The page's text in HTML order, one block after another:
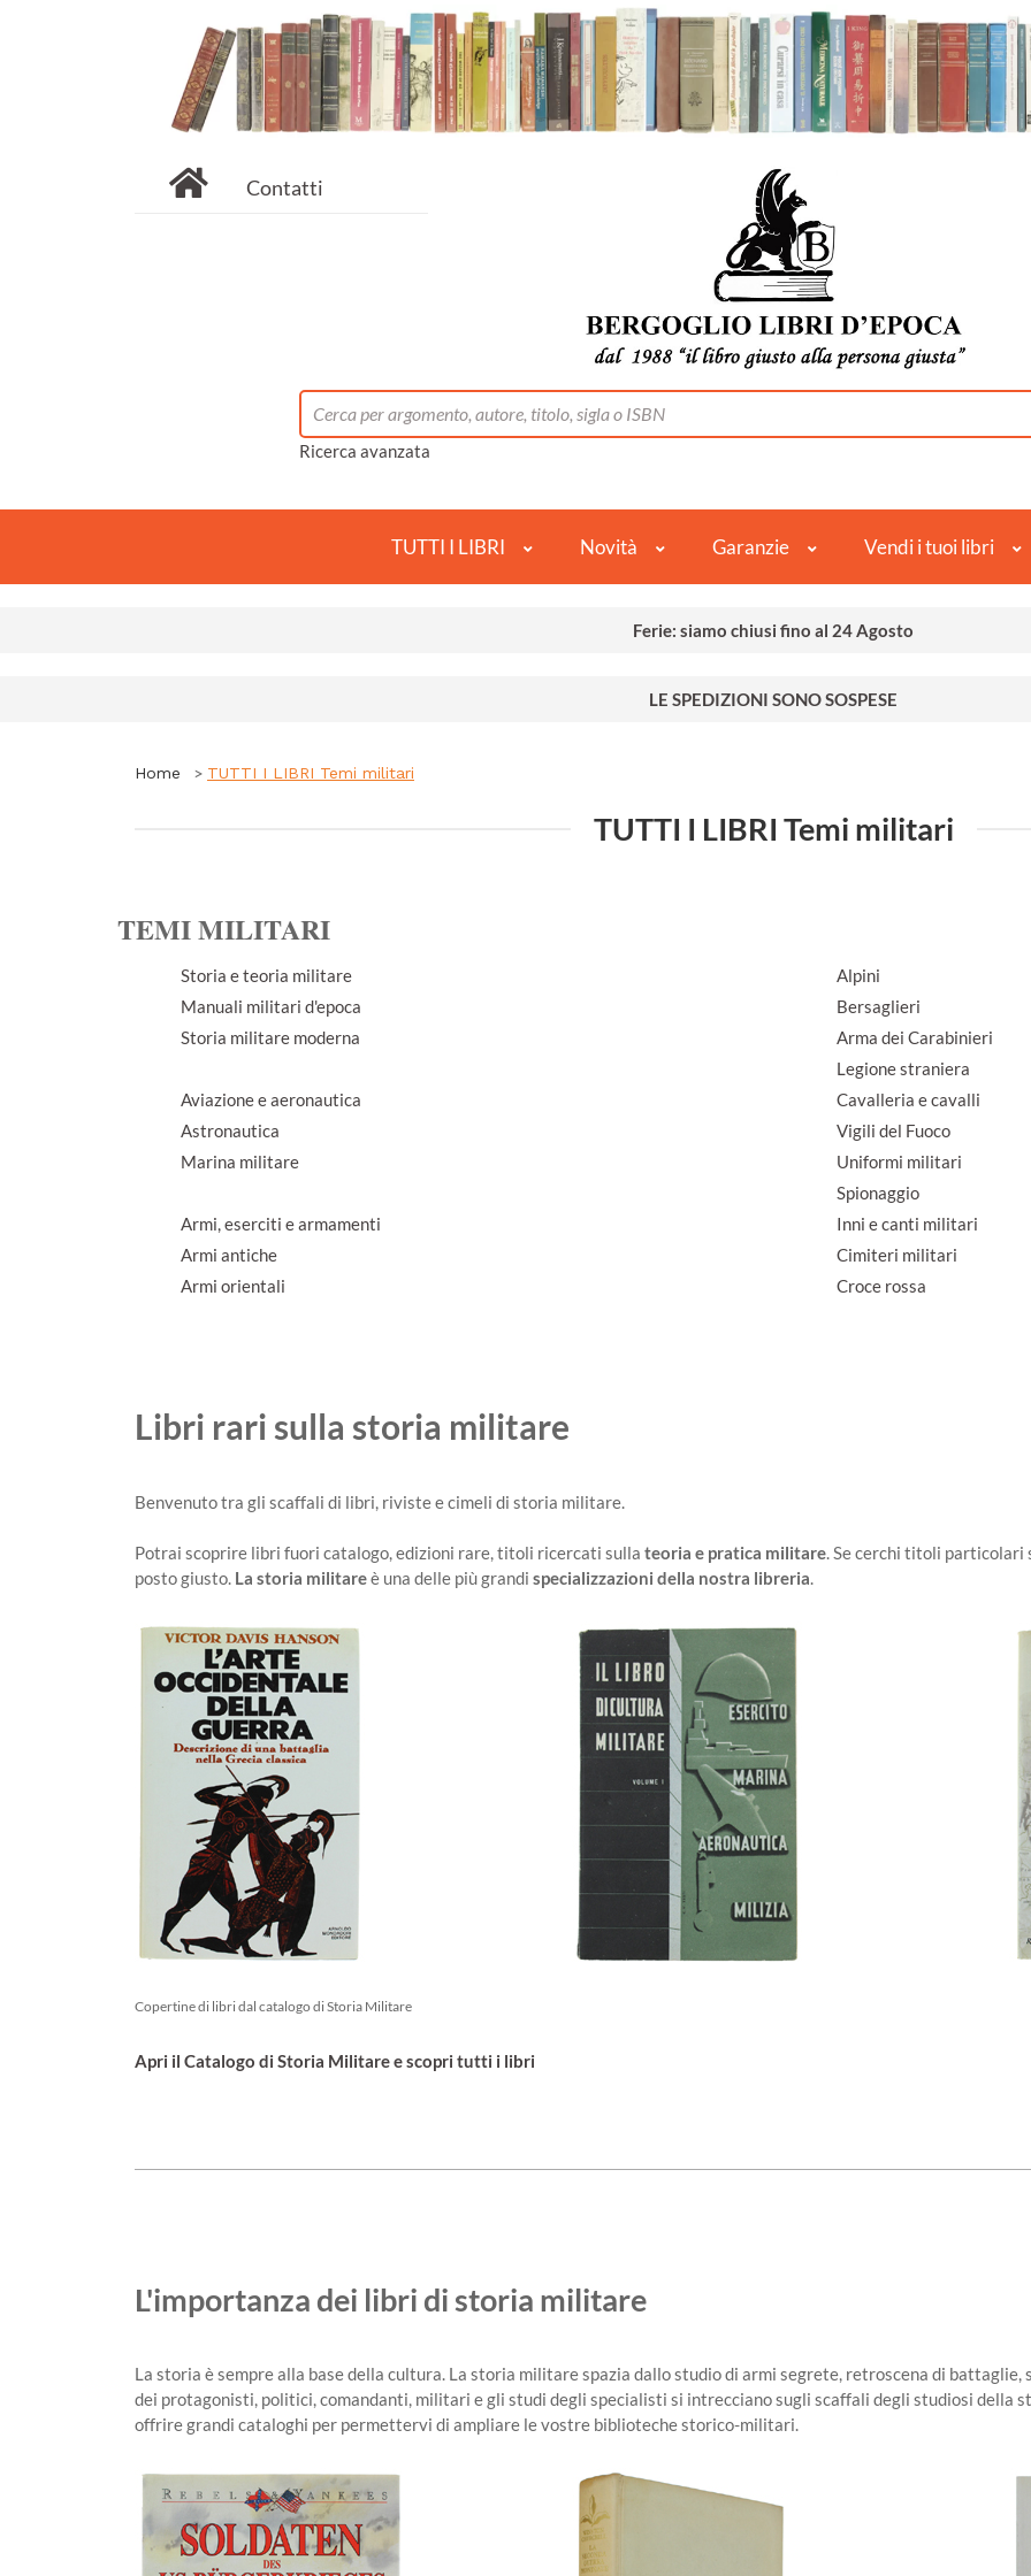
Contatti
Ricerca avanzata
TUTTI I LIBRI Novità Garanzie Vendi i tuoi libri
Ferie: siamo chiusi fino al 24 Agosto
LE SPEDIZIONI SONO SOSPESE
Home TUTTI I LIBRI Temi militari
TUTTI I LIBRI Temi militari
TEMI MILITARI
Storia e teoria militare
Manuali militari d'epoca
Storia militare moderna
Aviazione e aeronautica
Astronautica
Marina militare
Armi, eserciti e armamenti
Armi antiche
Armi orientali
Alpini
Bersaglieri
Arma dei Carabinieri
Legione straniera
Cavalleria e cavalli
Vigili del Fuoco
Uniformi militari
Spionaggio
Inni e canti militari
Cimiteri militari
Croce rossa
Libri rari sulla storia militare
Benvenuto tra gli scaffali di libri, riviste e cimeli di storia militare.
Potrai scoprire libri fuori catalogo, edizioni rare, titoli ricercati sulla teoria e pratica militare. Se cerchi titoli particolari
posto giusto. La storia militareè una delle più grandi specializzazioni della nostra libreria.
Copertine di libri dal catalogo di Storia Militare
Apri il Catalogo di Storia Militare e scopri tutti i libri
L'importanza dei libri di storia militare
La storia è sempre alla base della cultura. La storia militare spazia dallo studio di armi segrete, retroscena di
dei protagonisti, politici, comandanti, militari e gli studi degli specialisti si intrecciano sugli scaffali degli studiosi della
offrire grandi cataloghi per permettervi di ampliare le vostre biblioteche storico-militari.